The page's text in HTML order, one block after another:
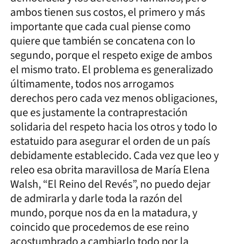
ambos tienen sus costos, el primero y más
importante que cada cual piense como
quiere que también se concatena con lo
segundo, porque el respeto exige de ambos
el mismo trato. El problema es generalizado
últimamente, todos nos arrogamos
derechos pero cada vez menos obligaciones,
que es justamente la contraprestación
solidaria del respeto hacia los otros y todo lo
estatuido para asegurar el orden de un país
debidamente establecido. Cada vez que leo y
releo esa obrita maravillosa de María Elena
Walsh, “El Reino del Revés”, no puedo dejar
de admirarla y darle toda la razón del
mundo, porque nos da en la matadura, y
coincido que procedemos de ese reino